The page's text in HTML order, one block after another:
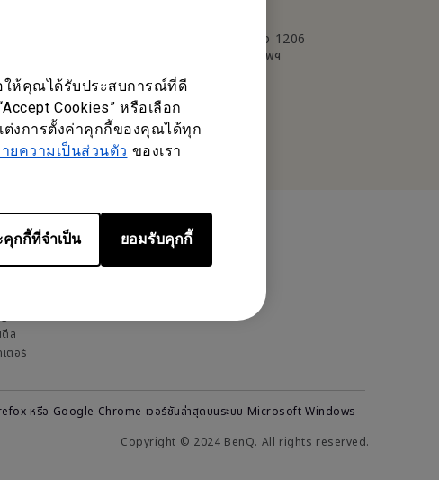
ให้คุณได้รับประสบการณ์ที่ดี
Cookies” หรือเลือก
ต่งการตั้งค่าคุกกี้ของคุณได้ทุก
ยความเป็นส่วนตัว ของเรา
คุกกี้ที่จำเป็น ยอมรับคุกกี้
287 อาคารลิเบอร์ตี้สแควร์ ชั้น 12 ห้อง 1206
ถนนสีลม แขวงสีลม เขตบางรัก กรุงเทพฯ
Tel: +6686-988-9132
Fax: +662-700-5863
หรือค้นหาสำนักงานในพื้นที่ของคุณ
ดีล
ตอร์
ภูมิภาคและภาษา
หรือ Google Chrome เวอร์ชันล่าสุดบนระบบ Microsoft Windows
Copyright © 2024 BenQ. All rights reserved.